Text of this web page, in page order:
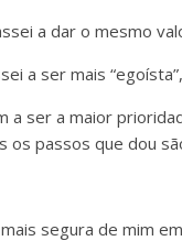
a dar o mesmo
a ser mais
a ser a maior
os passos que dou
segura de mim